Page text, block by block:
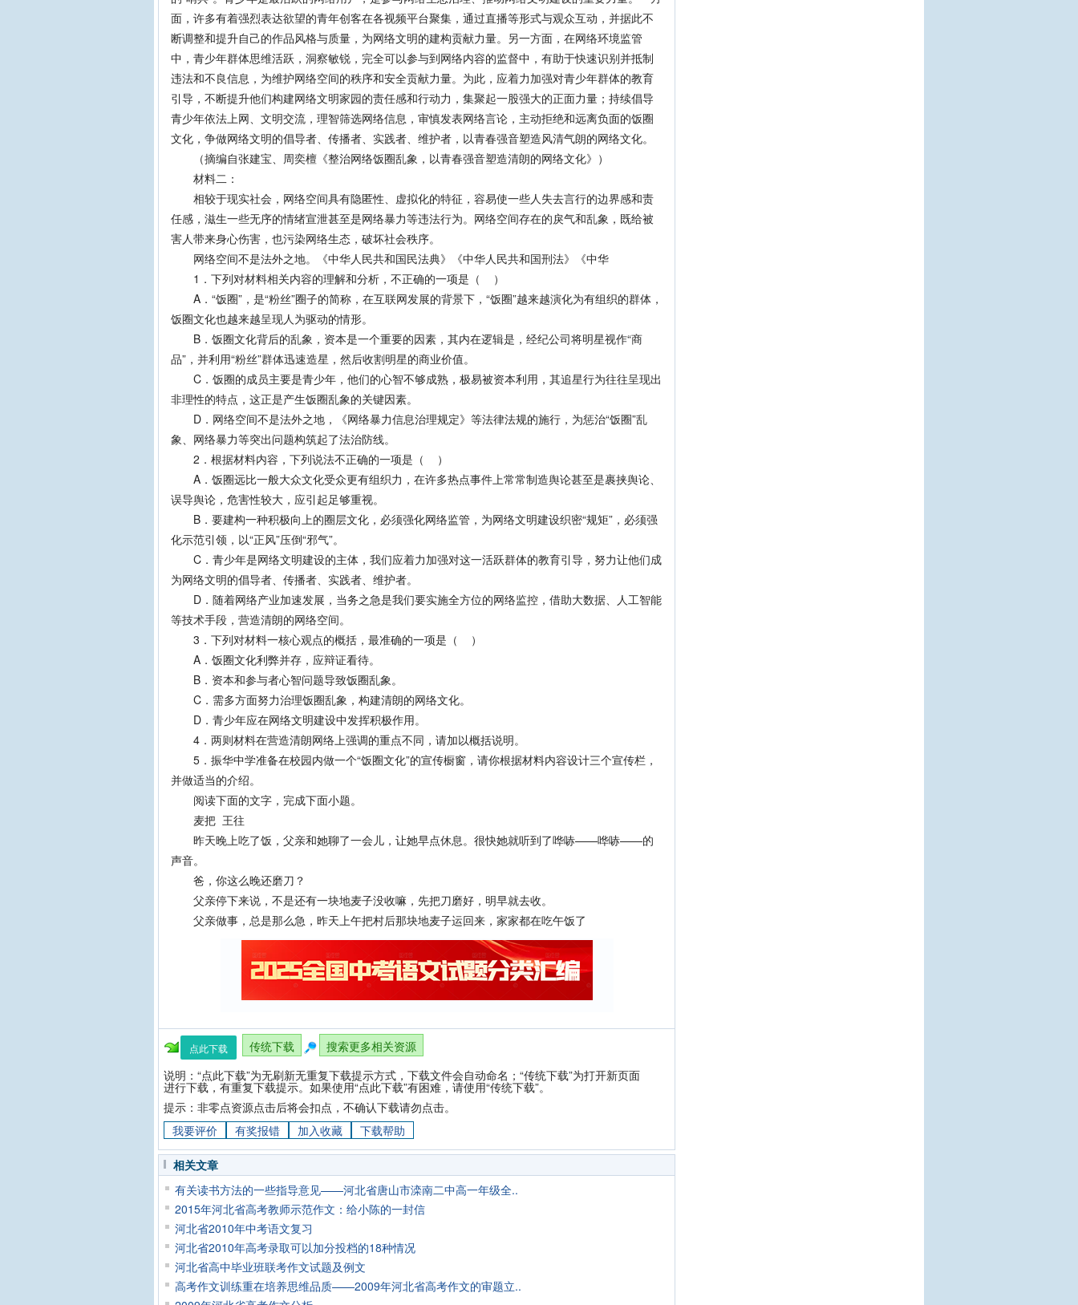
面，许多有着强烈表达欲望的青年创客在各视频平台聚集，通过直播等形式与观众互动，并据此不
断调整和提升自己的作品风格与质量，为网络文明的建构贡献力量。另一方面，在网络环境监管
中，青少年群体思维活跃，洞察敏锐，完全可以参与到网络内容的监督中，有助于快速识别并抵制
违法和不良信息，为维护网络空间的秩序和安全贡献力量。为此，应着力加强对青少年群体的教育
引导，不断提升他们构建网络文明家园的责任感和行动力，集聚起一股强大的正面力量；持续倡导
青少年依法上网、文明交流，理智筛选网络信息，审慎发表网络言论，主动拒绝和远离负面的饭圈
文化，争做网络文明的倡导者、传播者、实践者、维护者，以青春强音塑造风清气朗的网络文化。
（摘编自张建宝、周奕檀《整治网络饭圈乱象，以青春强音塑造清朗的网络文化》）
材料二：
相较于现实社会，网络空间具有隐匿性、虚拟化的特征，容易使一些人失去言行的边界感和责
任感，滋生一些无序的情绪宣泄甚至是网络暴力等违法行为。网络空间存在的戾气和乱象，既给被
害人带来身心伤害，也污染网络生态，破坏社会秩序。
网络空间不是法外之地。《中华人民共和国民法典》《中华人民共和国刑法》《中华
1．下列对材料相关内容的理解和分析，不正确的一项是（ ）
A．“饭圈”，是“粉丝”圈子的简称，在互联网发展的背景下，“饭圈”越来越演化为有组织的群体，
饭圈文化也越来越呈现人为驱动的情形。
B．饭圈文化背后的乱象，资本是一个重要的因素，其内在逻辑是，经纪公司将明星视作“商
品”，并利用“粉丝”群体迅速造星，然后收割明星的商业价值。
C．饭圈的成员主要是青少年，他们的心智不够成熟，极易被资本利用，其追星行为往往呈现出
非理性的特点，这正是产生饭圈乱象的关键因素。
D．网络空间不是法外之地，《网络暴力信息治理规定》等法律法规的施行，为惩治“饭圈”乱
象、网络暴力等突出问题构筑起了法治防线。
2．根据材料内容，下列说法不正确的一项是（ ）
A．饭圈远比一般大众文化受众更有组织力，在许多热点事件上常常制造舆论甚至是裹挟舆论、
误导舆论，危害性较大，应引起足够重视。
B．要建构一种积极向上的圈层文化，必须强化网络监管，为网络文明建设织密“规矩”，必须强
化示范引领，以“正风”压倒“邪气”。
C．青少年是网络文明建设的主体，我们应着力加强对这一活跃群体的教育引导，努力让他们成
为网络文明的倡导者、传播者、实践者、维护者。
D．随着网络产业加速发展，当务之急是我们要实施全方位的网络监控，借助大数据、人工智能
等技术手段，营造清朗的网络空间。
3．下列对材料一核心观点的概括，最准确的一项是（ ）
A．饭圈文化利弊并存，应辩证看待。
B．资本和参与者心智问题导致饭圈乱象。
C．需多方面努力治理饭圈乱象，构建清朗的网络文化。
D．青少年应在网络文明建设中发挥积极作用。
4．两则材料在营造清朗网络上强调的重点不同，请加以概括说明。
5．振华中学准备在校园内做一个“饭圈文化”的宣传橱窗，请你根据材料内容设计三个宣传栏，
并做适当的介绍。
阅读下面的文字，完成下面小题。
麦把 王往
昨天晚上吃了饭，父亲和她聊了一会儿，让她早点休息。很快她就听到了哗哧——哗哧——的
声音。
爸，你这么晚还磨刀？
父亲停下来说，不是还有一块地麦子没收嘛，先把刀磨好，明早就去收。
父亲做事，总是那么急，昨天上午把村后那块地麦子运回来，家家都在吃午饭了
点此下载 传统下载
搜索更多相关资源
说明：“点此下载”为无刷新无重复下载提示方式，下载文件会自动命名；“传统下载”为打开新页面
进行下载，有重复下载提示。如果使用“点此下载”有困难，请使用“传统下载”。
提示：非零点资源点击后将会扣点，不确认下载请勿点击。
我要评价
有奖报错 加入收藏 下载帮助
相关文章
有关读书方法的一些指导意见——河北省唐山市滦南二中高一年级全..
2015年河北省高考教师示范作文：给小陈的一封信
河北省2010年中考语文复习
河北省2010年高考录取可以加分投档的18种情况
河北省高中毕业班联考作文试题及例文
高考作文训练重在培养思维品质——2009年河北省高考作文的审题立..